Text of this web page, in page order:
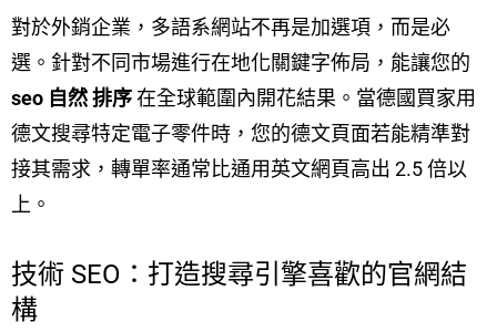
對於外銷企業，多語系網站不再是加選項，而是必
選。針對不同市場進行在地化關鍵字佈局，能讓您的
seo 自然 排序在全球範圍內開花結果。當德國買家用
德文搜尋特定電子零件時，您的德文頁面若能精準對
接其需求，轉單率通常比通用英文網頁高出 2.5 倍以
上。
技術 SEO：打造搜尋引擎喜歡的官網結
構